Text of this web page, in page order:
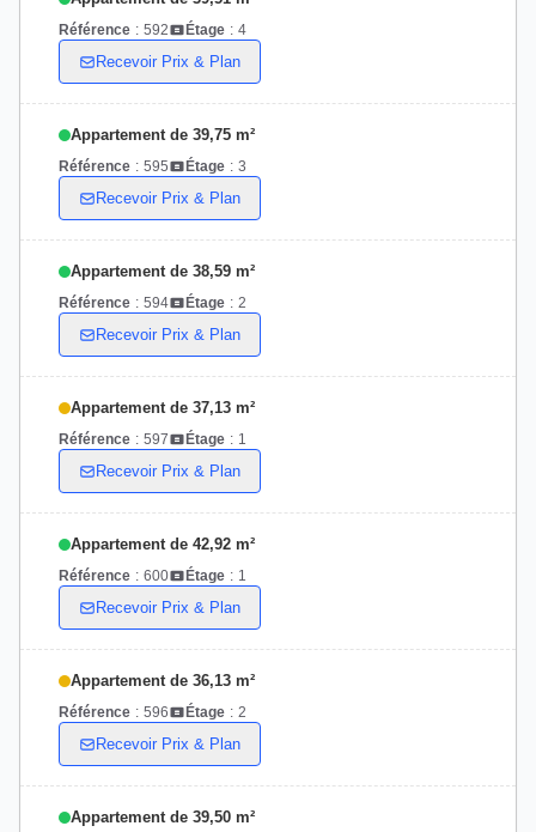
Référence : 592 Étage : 4
Recevoir Prix & Plan
Appartement de 39,75 m²
Référence : 595 Étage : 3
Recevoir Prix & Plan
Appartement de 38,59 m²
Référence : 594 Étage : 2
Recevoir Prix & Plan
Appartement de 37,13 m²
Référence : 597 Étage : 1
Recevoir Prix & Plan
Appartement de 42,92 m²
Référence : 600 Étage : 1
Recevoir Prix & Plan
Appartement de 36,13 m²
Référence : 596 Étage : 2
Recevoir Prix & Plan
Appartement de 39,50 m²